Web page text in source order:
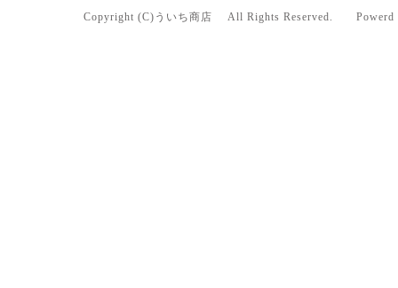
Copyright (C)ういち商店 All Rights Reserved.